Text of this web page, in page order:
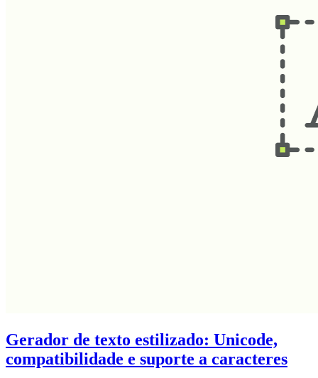
Gerador de texto estilizado: Unicode,
compatibilidade e suporte a caracteres